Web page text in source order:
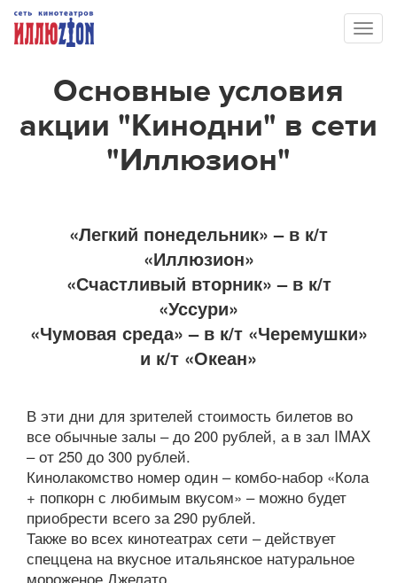
Основные условия
акции "Кинодни" в сети
"Иллюзион"
«Легкий понедельник» – в к/т
«Иллюзион»
«Счастливый вторник» – в к/т
«Уссури»
«Чумовая среда» – в к/т «Черемушки»
и к/т «Океан»
В эти дни для зрителей стоимость билетов во
все обычные залы – до 200 рублей, а в зал IMAX
– от 250 до 300 рублей.
Кинолакомство номер один – комбо-набор «Кола
+ попкорн с любимым вкусом» – можно будет
приобрести всего за 290 рублей.
Также во всех кинотеатрах сети – действует
спеццена на вкусное итальянское натуральное
мороженое Джелато.